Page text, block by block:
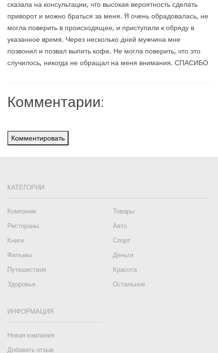
сказала на консультации, что высокая вероятность сделать
приворот и можно браться за меня. Я очень обрадовалась, не
могла поверить в происходящее, и приступили к обряду в
указанное время. Через несколько дней мужчина мне
позвонил и позвал выпить кофе. Не могла поверить, что это
случилось, никогда не обращал на меня внимания. СПАСИБО
Комментарии:
Комментировать
КАТЕГОРИИ
Компании
Товары
Рестораны
Авто
Книги
Спорт
Фильмы
Деньги
Путешествия
Красота
Здоровье
Остальное
ИНФОРМАЦИЯ
Новая компания
Добавить отзыв